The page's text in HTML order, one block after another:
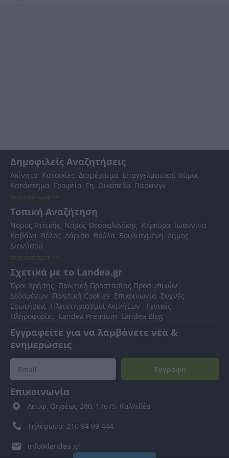
Δημοφιλείς Αναζητήσεις
Ακίνητα Κατοικίες Διαμέρισμα Επαγγελματικοί Χώροι
Κατάστημα Γραφεία Γη Οικόπεδο Πάρκινγκ
περισσότερα >>
Τοπική Αναζήτηση
Νομός Αττικής Νομός Θεσσαλονίκης Κέρκυρα Ιωάννινα
Καβάλα Βόλος Λάρισα Βούλα Βουλιαγμένη Δήμος
Διονύσου
περισσότερα >>
Σχετικά με το Landea.gr
Όροι Χρήσης Πολιτική Προστασίας Προσωπικών
Δεδομένων Πολιτική Cookies Επικοινωνία Συχνές
Ερωτήσεις Πλειστηριασμοί Ακινήτων - Γενικές
Πληροφορίες Landea Premium Landea Blog
Εγγραφείτε για να λαμβάνετε νέα &
ενημερώσεις
Εγγραφή
Επικοινωνία
Λεωφ. Θησέως 280, 17675, Καλλιθέα
Τηλέφωνο: 210 94 99 444
info@landea.gr